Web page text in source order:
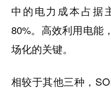
中的电力成本占据
80%。高效利用电能
场化的关键。
相较于其他三种，